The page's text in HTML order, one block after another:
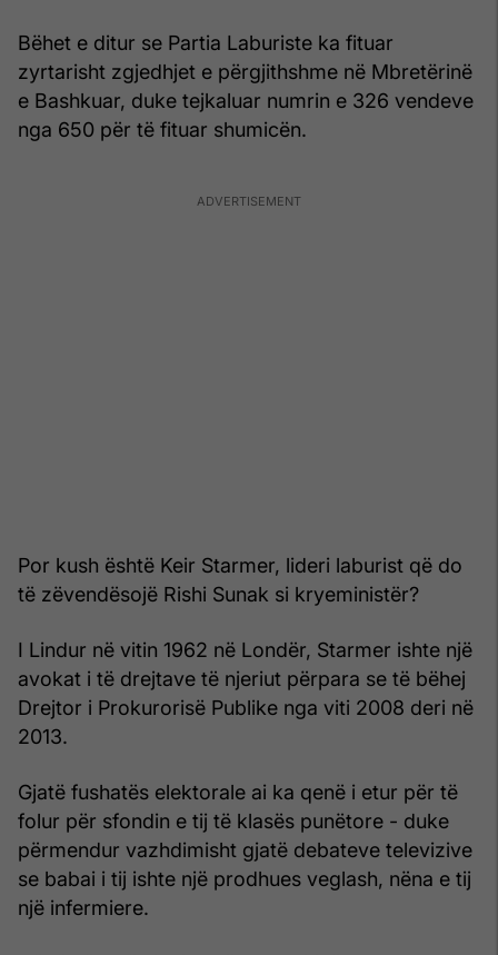
Bëhet e ditur se Partia Laburiste ka fituar
zyrtarisht zgjedhjet e përgjithshme në Mbretërinë
e Bashkuar, duke tejkaluar numrin e 326 vendeve
nga 650 për të fituar shumicën.
Por kush është Keir Starmer, lideri laburist që do
të zëvendësojë Rishi Sunak si kryeministër?
I Lindur në vitin 1962 në Londër, Starmer ishte një
avokat i të drejtave të njeriut përpara se të bëhej
Drejtor i Prokurorisë Publike nga viti 2008 deri në
2013.
Gjatë fushatës elektorale ai ka qenë i etur për të
folur për sfondin e tij të klasës punëtore - duke
përmendur vazhdimisht gjatë debateve televizive
se babai i tij ishte një prodhues veglash, nëna e tij
një infermiere.